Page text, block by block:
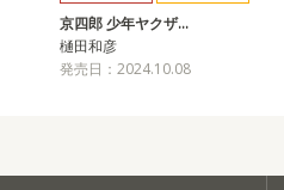
京四郎 少年ヤクザ…
樋田和彦
発売日：2024.10.08